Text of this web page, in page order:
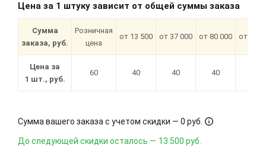
Цена за 1 штуку зависит от общей суммы заказа
Сумма
заказа, руб.
Розничная
цена
от 13 500 от 37 000 от 80 000 от 180
Цена за
1 шт., руб.
60 40 40 40
Сумма вашего заказа с учетом скидки — 0 руб.
До следующей скидки осталось — 13 500 руб.